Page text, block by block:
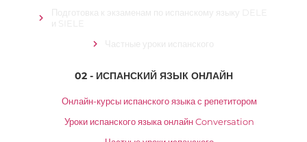
02 - ИСПАНСКИЙ ЯЗЫК ОНЛАЙН
Онлайн-курсы испанского языка с репетитором
Уроки испанского языка онлайн Conversation